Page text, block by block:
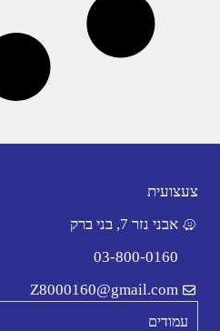
צעצועית
אבני נזר 7, בני ברק
03-800-0160
Z8000160@gmail.com
עמודים